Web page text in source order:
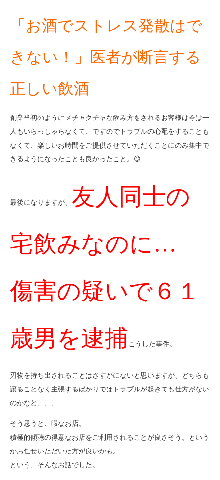
「お酒でストレス発散はで
きない！」医者が断言する
正しい飲酒
創業当初のようにメチャクチャな飲み方をされるお客様は今は一
人もいらっしゃらなくて、ですのでトラブルの心配をすることも
なくて、楽しいお時間をご提供させていただくことにのみ集中で
きるようになったことも良かったこと。😊
最後になりますが、 友人同士の
宅飲みなのに…
傷害の疑いで６１
歳男を逮捕 こうした事件。
刃物を持ち出されることはさすがにないと思いますが、どちらも
譲ることなく主張するばかりではトラブルが起きても仕方がない
のかなと、、、
そう思うと、暇なお店。
積極的傾聴の得意なお店をご利用されることが良さそう。という
かお任せいただいた方が良いかも。
という、そんなお話でした。